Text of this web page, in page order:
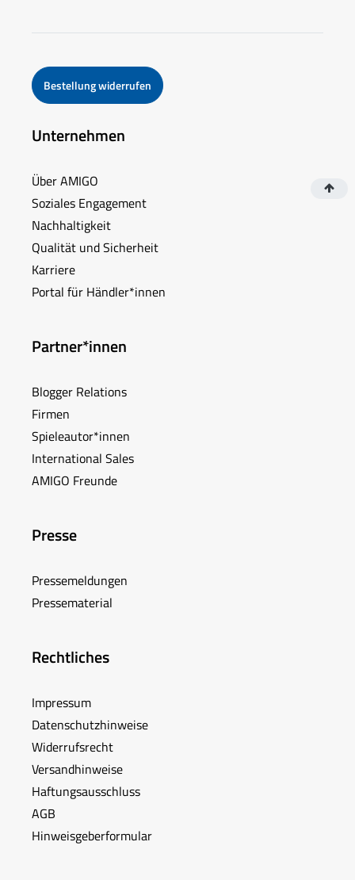
Bestellung widerrufen
Unternehmen
Über AMIGO
Soziales Engagement
Nachhaltigkeit
Qualität und Sicherheit
Karriere
Portal für Händler*innen
Partner*innen
Blogger Relations
Firmen
Spieleautor*innen
International Sales
AMIGO Freunde
Presse
Pressemeldungen
Pressematerial
Rechtliches
Impressum
Datenschutzhinweise
Widerrufsrecht
Versandhinweise
Haftungsausschluss
AGB
Hinweisgeberformular